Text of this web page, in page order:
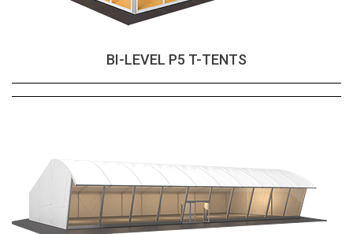
BI-LEVEL P5 T-TENTS